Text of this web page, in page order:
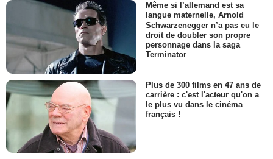
Même si l’allemand est sa
langue maternelle, Arnold
Schwarzenegger n’a pas eu le
droit de doubler son propre
personnage dans la saga
Terminator
Plus de 300 films en 47 ans de
carrière : c'est l'acteur qu'on a
le plus vu dans le cinéma
français !